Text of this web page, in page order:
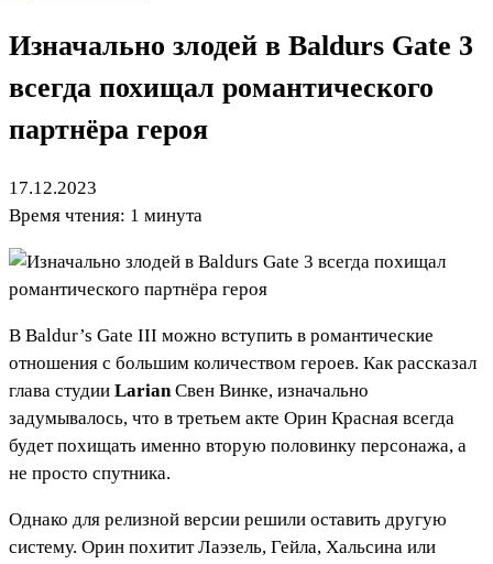
Изначально злодей в Baldurs Gate 3
всегда похищал романтического
партнёра героя
17.12.2023
Время чтения: 1 минута
В Baldur’s Gate III можно вступить в романтические
отношения с большим количеством героев. Как рассказал
глава студии LarianСвен Винке, изначально
задумывалось, что в третьем акте Орин Красная всегда
будет похищать именно вторую половинку персонажа, а
не просто спутника.
Однако для релизной версии решили оставить другую
систему. Орин похитит Лаэзель, Гейла, Хальсина или